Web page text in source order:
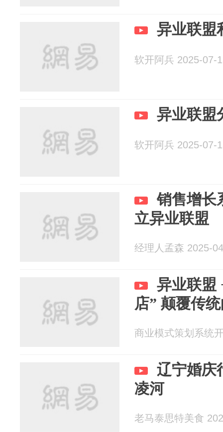
异业联盟
软开阿兵 2025-07-
异业联盟
软开阿兵 2025-07-
销售增长
立异业联盟
经理人孟森 2025-
异业联盟
店” 颠覆传
商业模式策划系统
辽宁婚庆
凌河
老马泰思特美食